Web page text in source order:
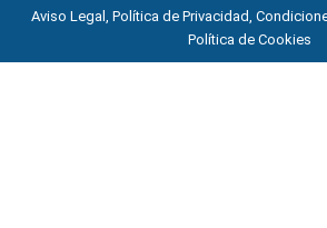
Aviso Legal, Política de Privacidad,
Política de Cookies